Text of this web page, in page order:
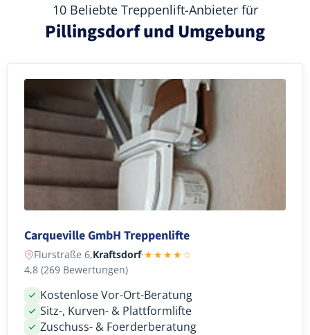
10 Beliebte Treppenlift-Anbieter für
Pillingsdorf und Umgebung
Carqueville GmbH Treppenlifte
Flurstraße 6,Kraftsdorf·★★★★☆
4,8 (269 Bewertungen)
Kostenlose Vor-Ort-Beratung
Sitz-, Kurven- & Plattformlifte
Zuschuss- & Foerderberatung